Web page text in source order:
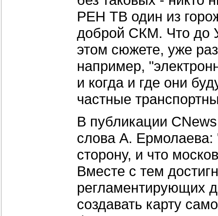
РЕН ТВ один из
доброй СКМ. Что до
этом сюжете, уже
например,
и когда и где они
частные
В публикации
слова А. Ермолаева:
сторону, и что
Вместе с тем
регламентирующих
создавать карту